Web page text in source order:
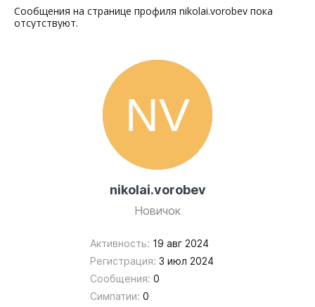
nikolai.vorobev
Новичок
Активность: 19 авг 2024
Регистрация: 3 июл 2024
Сообщения: 0
Симпатии: 0
Сообщения на странице профиля nikolai.vorobev пока
отсутствуют.